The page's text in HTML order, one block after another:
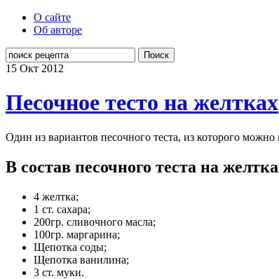
О сайте
Об авторе
Поиск
15 Окт 2012
Песочное тесто на желтках
Один из вариантов песочного теста, из которого
В состав песочного теста на
4 желтка;
1 ст. сахара;
200гр. сливочного масла;
100гр. маргарина;
Щепотка соды;
Щепотка ванилина;
3 ст. муки.